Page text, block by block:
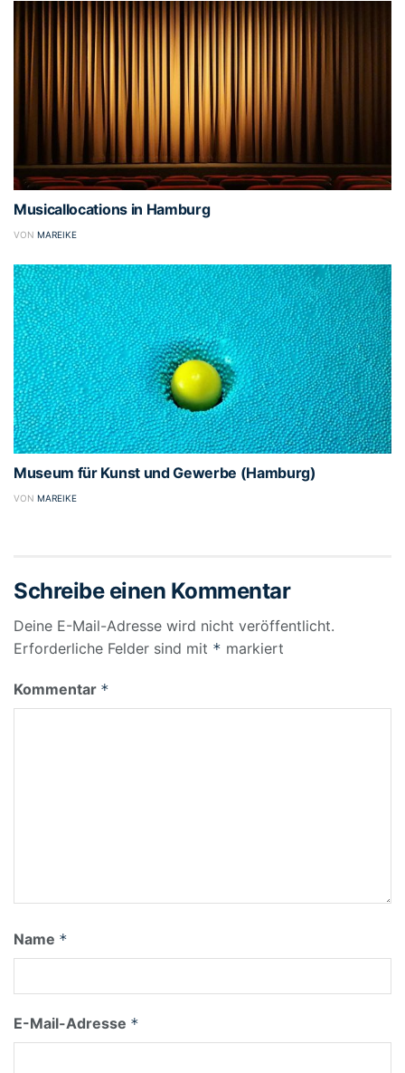
Musicallocations in Hamburg
VON MAREIKE
Museum für Kunst und Gewerbe (Hamburg)
VON MAREIKE
Schreibe einen Kommentar
Deine E-Mail-Adresse wird nicht veröffentlicht.
Erforderliche Felder sind mit * markiert
Kommentar *
Name *
E-Mail-Adresse *